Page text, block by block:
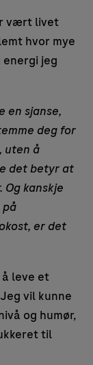
vært livet
hvor mye
jeg
en sjanse,
deg for
uten å
det betyr at
kanskje
er det
leve et
vil kunne
og humør,
til